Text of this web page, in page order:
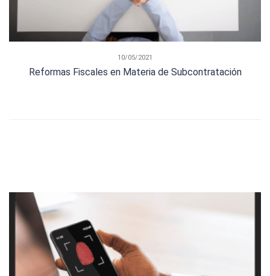
10/05/2021
Reformas Fiscales en Materia de Subcontratación